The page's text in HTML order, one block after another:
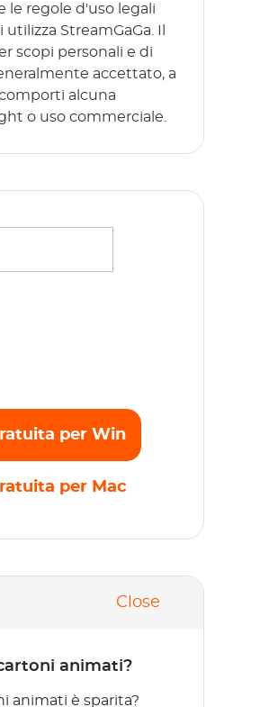
le regole d'uso legali
StreamGaGa. Il
scopi personali e di
accettato, a
alcuna
o uso commerciale.
per Win
per Mac
Close
animati?
animati è sparita?